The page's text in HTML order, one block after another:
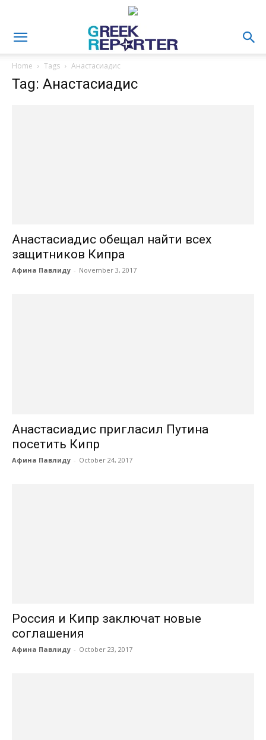
Home Tags Анастасиадис
Tag: Анастасиадис
Анастасиадис обещал найти всех
защитников Кипра
Афина Павлиду - November 3, 2017
Анастасиадис пригласил Путина
посетить Кипр
Афина Павлиду - October 24, 2017
Россия и Кипр заключат новые
соглашения
Афина Павлиду - October 23, 2017